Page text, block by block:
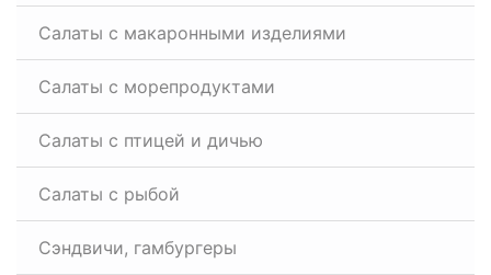
Салаты с макаронными изделиями
Салаты с морепродуктами
Салаты с птицей и дичью
Салаты с рыбой
Сэндвичи, гамбургеры